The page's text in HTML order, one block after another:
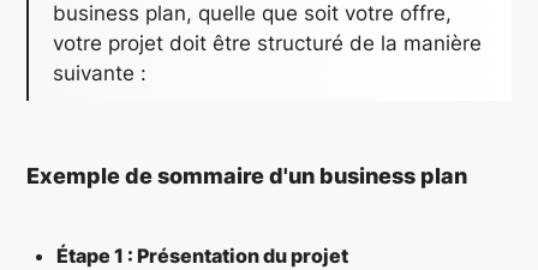
business plan, quelle que soit votre offre,
votre projet doit être structuré de la manière
suivante :
Exemple de sommaire d'un business plan
Étape 1 : Présentation du projet